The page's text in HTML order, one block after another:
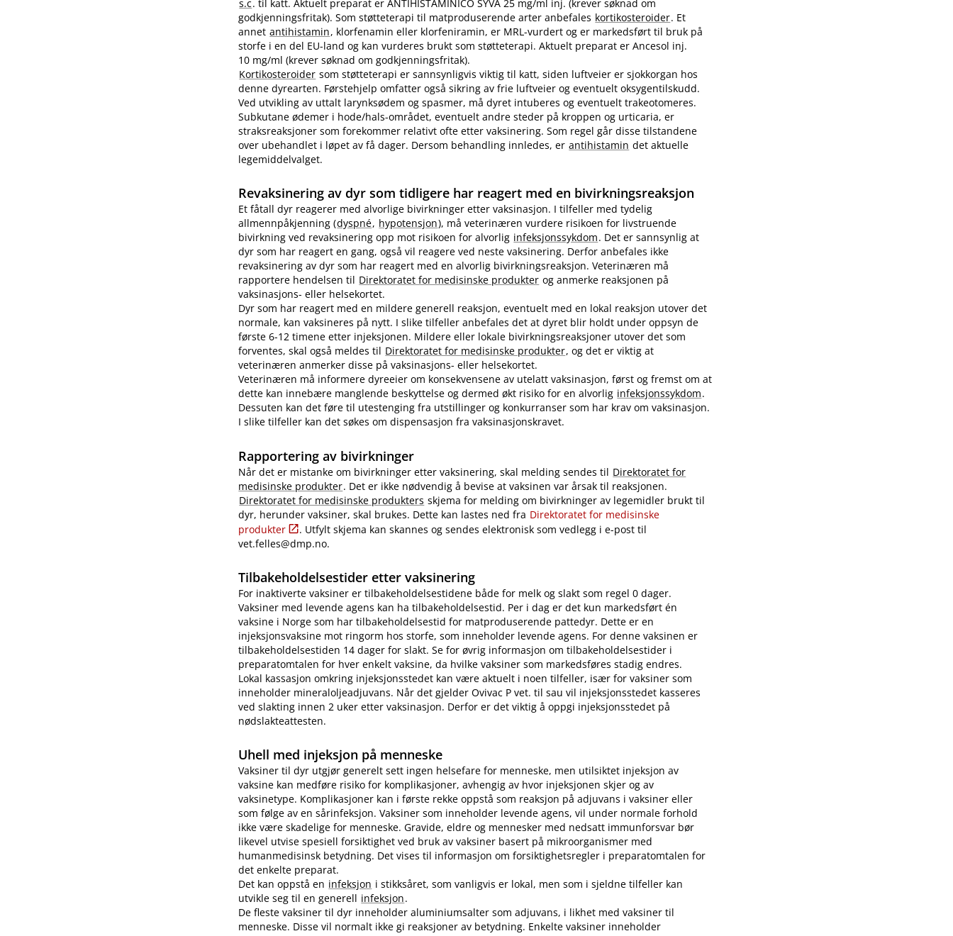
s.c. til katt. Aktuelt preparat er ANTIHISTAMÍNICO SYVA 25 mg/ml inj. (krever søknad om
godkjenningsfritak). Som støtteterapi til matproduserende arter anbefales kortikosteroider. Et
annet antihistamin, klorfenamin eller klorfeniramin, er MRL-vurdert og er markedsført til bruk på
storfe i en del EU-land og kan vurderes brukt som støtteterapi. Aktuelt preparat er Ancesol inj.
10 mg/ml (krever søknad om godkjenningsfritak).
Kortikosteroider som støtteterapi er sannsynligvis viktig til katt, siden luftveier er sjokkorgan hos
denne dyrearten. Førstehjelp omfatter også sikring av frie luftveier og eventuelt oksygentilskudd.
Ved utvikling av uttalt larynksødem og spasmer, må dyret intuberes og eventuelt trakeotomeres.
Subkutane ødemer i hode​/​hals-området, eventuelt andre steder på kroppen og urticaria, er
straksreaksjoner som forekommer relativt ofte etter vaksinering. Som regel går disse tilstandene
over ubehandlet i løpet av få dager. Dersom behandling innledes, er antihistamin det aktuelle
legemiddelvalget.
Revaksinering av dyr som tidligere har reagert med en bivirkningsreaksjon
Et fåtall dyr reagerer med alvorlige bivirkninger etter vaksinasjon. I tilfeller med tydelig
allmennpåkjenning (dyspné, hypotensjon), må veterinæren vurdere risikoen for livstruende
bivirkning ved revaksinering opp mot risikoen for alvorlig infeksjonssykdom. Det er sannsynlig at
dyr som har reagert en gang, også vil reagere ved neste vaksinering. Derfor anbefales ikke
revaksinering av dyr som har reagert med en alvorlig bivirkningsreaksjon. Veterinæren må
rapportere hendelsen til Direktoratet for medisinske produkter og anmerke reaksjonen på
vaksinasjons- eller helsekortet.
Dyr som har reagert med en mildere generell reaksjon, eventuelt med en lokal reaksjon utover det
normale, kan vaksineres på nytt. I slike tilfeller anbefales det at dyret blir holdt under oppsyn de
første 6-12 timene etter injeksjonen. Mildere eller lokale bivirkningsreaksjoner utover det som
forventes, skal også meldes til Direktoratet for medisinske produkter, og det er viktig at
veterinæren anmerker disse på vaksinasjons- eller helsekortet.
Veterinæren må informere dyreeier om konsekvensene av utelatt vaksinasjon, først og fremst om at
dette kan innebære manglende beskyttelse og dermed økt risiko for en alvorlig infeksjonssykdom.
Dessuten kan det føre til utestenging fra utstillinger og konkurranser som har krav om vaksinasjon.
I slike tilfeller kan det søkes om dispensasjon fra vaksinasjonskravet.
Rapportering av bivirkninger
Når det er mistanke om bivirkninger etter vaksinering, skal melding sendes til Direktoratet for
medisinske produkter. Det er ikke nødvendig å bevise at vaksinen var årsak til reaksjonen.
Direktoratet for medisinske produkters skjema for melding om bivirkninger av legemidler brukt til
dyr, herunder vaksiner, skal brukes. Dette kan lastes ned fra Direktoratet for medisinske
produkter
. Utfylt skjema kan skannes og sendes elektronisk som vedlegg i e-post til
vet.felles@dmp.no.
Tilbakeholdelsestider etter vaksinering
For inaktiverte vaksiner er tilbakeholdelsestidene både for melk og slakt som regel 0 dager.
Vaksiner med levende agens kan ha tilbakeholdelsestid. Per i dag er det kun markedsført én
vaksine i Norge som har tilbakeholdelsestid for matproduserende pattedyr. Dette er en
injeksjonsvaksine mot ringorm hos storfe, som inneholder levende agens. For denne vaksinen er
tilbakeholdelsestiden 14 dager for slakt. Se for øvrig informasjon om tilbakeholdelsestider i
preparatomtalen for hver enkelt vaksine, da hvilke vaksiner som markedsføres stadig endres.
Lokal kassasjon omkring injeksjonsstedet kan være aktuelt i noen tilfeller, især for vaksiner som
inneholder mineraloljeadjuvans. Når det gjelder Ovivac P vet. til sau vil injeksjonsstedet kasseres
ved slakting innen 2 uker etter vaksinasjon. Derfor er det viktig å oppgi injeksjonsstedet på
nødslakteattesten.
Uhell med injeksjon på menneske
Vaksiner til dyr utgjør generelt sett ingen helsefare for menneske, men utilsiktet injeksjon av
vaksine kan medføre risiko for komplikasjoner, avhengig av hvor injeksjonen skjer og av
vaksinetype. Komplikasjoner kan i første rekke oppstå som reaksjon på adjuvans i vaksiner eller
som følge av en sårinfeksjon. Vaksiner som inneholder levende agens, vil under normale forhold
ikke være skadelige for menneske. Gravide, eldre og mennesker med nedsatt immunforsvar bør
likevel utvise spesiell forsiktighet ved bruk av vaksiner basert på mikroorganismer med
humanmedisinsk betydning. Det vises til informasjon om forsiktighetsregler i preparatomtalen for
det enkelte preparat.
Det kan oppstå en infeksjon i stikksåret, som vanligvis er lokal, men som i sjeldne tilfeller kan
utvikle seg til en generell infeksjon.
De fleste vaksiner til dyr inneholder aluminiumsalter som adjuvans, i likhet med vaksiner til
menneske. Disse vil normalt ikke gi reaksjoner av betydning. Enkelte vaksiner inneholder